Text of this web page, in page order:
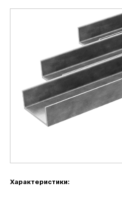
Характеристики: